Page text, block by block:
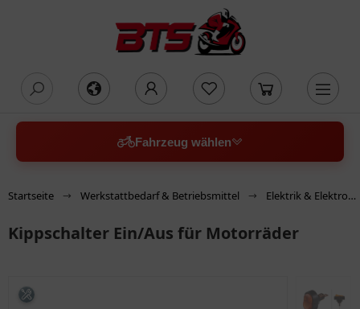
Fahrzeug wählen
Startseite Werkstattbedarf & Betriebsmittel Elektrik & Elektronik
Kippschalter Ein/Aus für Motorräder